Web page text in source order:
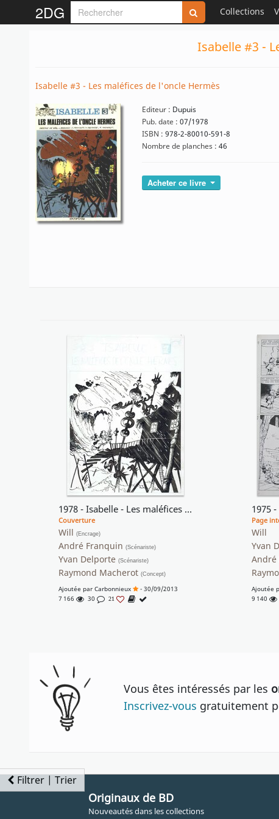
2DG Collections
Isabelle #3 -
Isabelle #3 - Les maléfices de l'oncle Hermès
Editeur : Dupuis
Pub. date : 07/1978
ISBN : 978-2-80010-591-8
Nombre de planches : 46
Acheter ce livre
Filtrer | Trier
1978 - Isabelle - Les maléfices de l'Oncle Hermes *
Couverture
Will (Encrage)
André Franquin (Scénariste)
Yvan Delporte (Scénariste)
Raymond Macherot (Concept)
Ajoutée par Carbonnieux
- 30/09/2013
7 166
30 21
Page
Will
Yvan
André
Ajoutée
9 140
Vous êtes intéressés par les
Inscrivez-vous gratuitement
Originaux de BD
Nouveautés dans les collections